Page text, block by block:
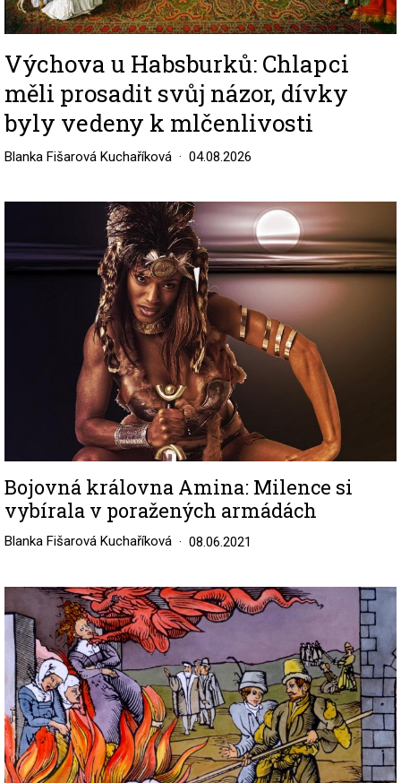
Výchova u Habsburků: Chlapci
měli prosadit svůj názor, dívky
byly vedeny k mlčenlivosti
Blanka Fišarová Kuchaříková 04.08.2026
Bojovná královna Amina: Milence si
vybírala v poražených armádách
Blanka Fišarová Kuchaříková 08.06.2021
Image